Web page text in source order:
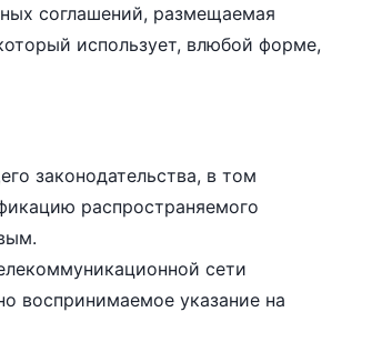
соглашений, размещаемая
использует, влюбой форме,
законодательства, в том
распространяемого
сети
воспринимаемое указание на